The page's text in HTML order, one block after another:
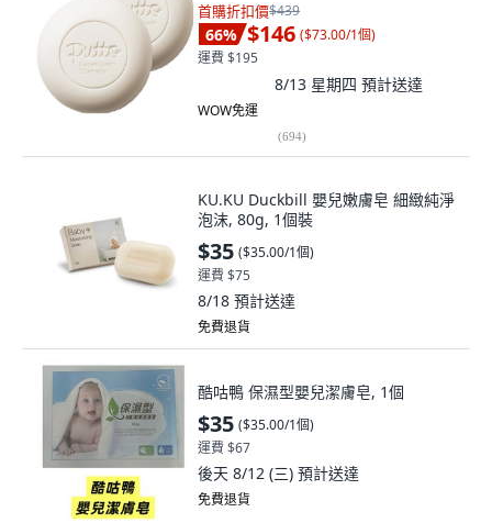
首購折扣價$439
66% $146 ($73.00/1個)
運費 $195
8/13 星期四 預計送達
WOW免運
(694)
KU.KU Duckbill 嬰兒嫩膚皂 細緻純淨
泡沫, 80g, 1個裝
$35 ($35.00/1個)
運費 $75
8/18 預計送達
免費退貨
酷咕鴨 保濕型嬰兒潔膚皂, 1個
$35 ($35.00/1個)
運費 $67
後天 8/12 (三) 預計送達
免費退貨